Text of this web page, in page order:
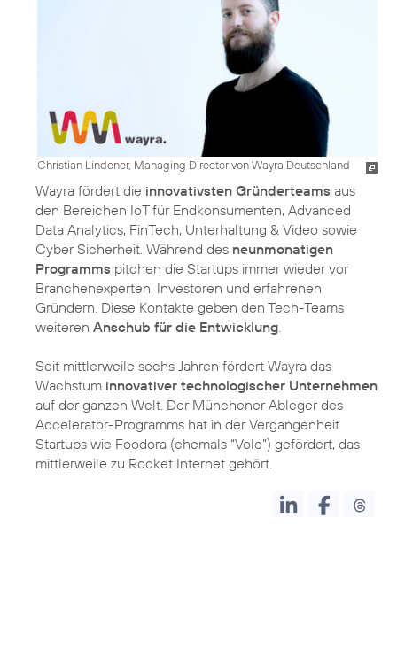
Christian Lindener, Managing Director von Wayra Deutschland
Wayra fördert die innovativsten Gründerteams aus
den Bereichen IoT für Endkonsumenten, Advanced
Data Analytics, FinTech, Unterhaltung & Video sowie
Cyber Sicherheit. Während des neunmonatigen
Programms pitchen die Startups immer wieder vor
Branchenexperten, Investoren und erfahrenen
Gründern. Diese Kontakte geben den Tech-Teams
weiteren Anschub für die Entwicklung
Seit mittlerweile sechs Jahren fördert Wayra das
Wachstum innovativer technologischer Unternehmen
auf der ganzen Welt. Der Münchener Ableger des
Accelerator-Programms hat in der Vergangenheit
Startups wie Foodora (ehemals “Volo”) gefördert, das
mittlerweile zu Rocket Internet gehört.